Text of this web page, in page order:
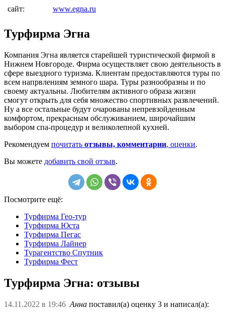
сайт:
www.egna.ru
Турфирма Эгна
Компания Эгна является старейшей туристической фирмой в
Нижнем Новгороде. Фирма осуществляет свою деятельность в
сфере выездного туризма. Клиентам предоставляются туры по
всем напрвлениям земного шара. Туры разнообразны и по
своему актуальны. Любителям активного образа жизни
смогут открыть для себя множество спортивных развлечений.
Ну а все остальные будут очарованы непревзойденным
комфортом, прекрасным обслуживанием, широчайшим
выбором спа-процедур и великолепной кухней.
Рекомендуем почитать отзывы, комментарии, оценки.
Вы можете добавить свой отзыв.
Посмотрите ещё:
Турфирма Гео-тур
Турфирма Юста
Турфирма Пегас
Турфирма Лайнер
Турагентство Спутник
Турфирма Фест
Турфирма Эгна: отзывы
14.11.2022 в 19:46 Aнна поставил(а) оценку 3 и написал(а):